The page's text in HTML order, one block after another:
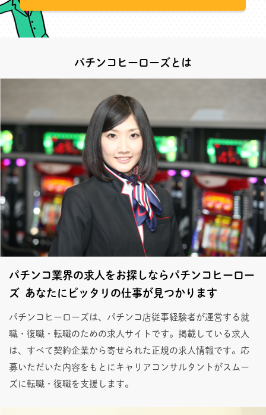
パチンコヒーローズとは
パチンコ業界の求人をお探しならパチンコヒーロー
ズ あなたにピッタリの仕事が見つかります
パチンコヒーローズは、パチンコ店従事経験者が運営する就
職・復職・転職のための求人サイトです。掲載している求人
は、すべて契約企業から寄せられた正規の求人情報です。応
募いただいた内容をもとにキャリアコンサルタントがスムー
ズに転職・復職を支援します。